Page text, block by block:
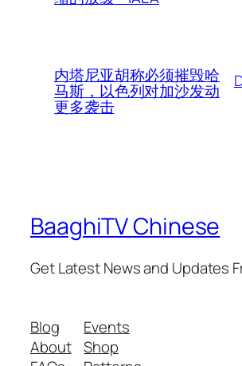
内塔尼亚胡称必须摧毁哈
马斯，以色列对加沙发动
更多袭击
BaaghiTV Chinese
Get Latest News and Updates
Blog
About
Events
Shop